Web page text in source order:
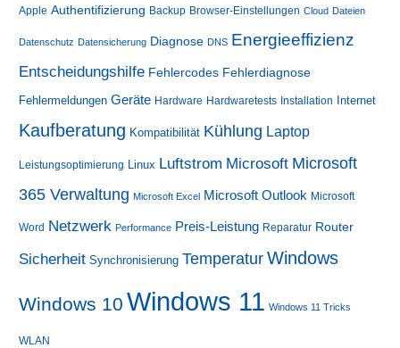
Apple Authentifizierung Backup Browser-Einstellungen Cloud Dateien
Datenschutz Datensicherung Diagnose DNS Energieeffizienz
Entscheidungshilfe Fehlercodes Fehlerdiagnose
Fehlermeldungen Geräte Hardware Hardwaretests Installation Internet
Kaufberatung Kompatibilität Kühlung Laptop
Leistungsoptimierung Linux Luftstrom Microsoft Microsoft
365 Verwaltung Microsoft Excel Microsoft Outlook Microsoft
Word Netzwerk Performance Preis-Leistung Reparatur Router
Sicherheit Synchronisierung Temperatur Windows
Windows 10 Windows 11 Windows 11 Tricks
WLAN